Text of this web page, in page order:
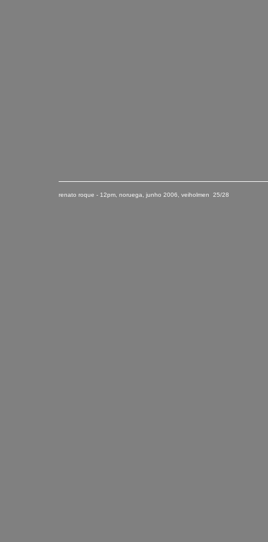
renato roque - 12pm, noruega junho 2006 , veiholmen 25/28